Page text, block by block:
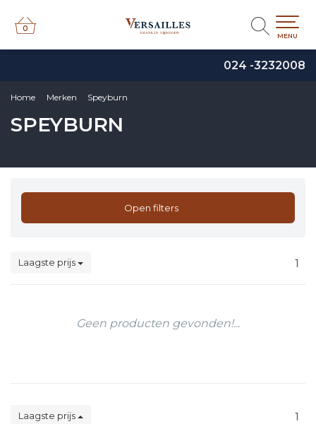
024 -3232008
0
0
MENU
Home Merken Speyburn
SPEYBURN
Open filters
Laagste prijs 1
Geen producten gevonden!...
Laagste prijs 1